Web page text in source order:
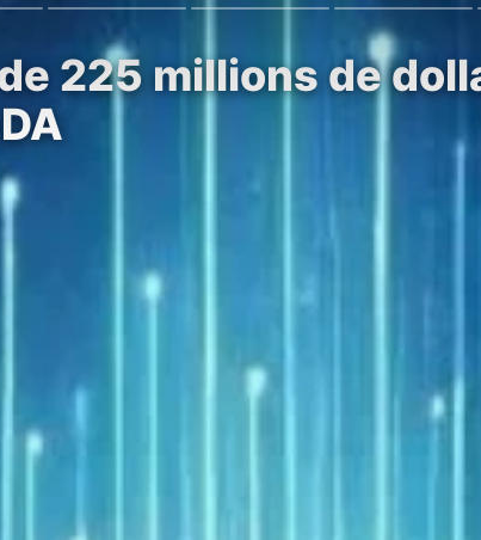
225 millions de